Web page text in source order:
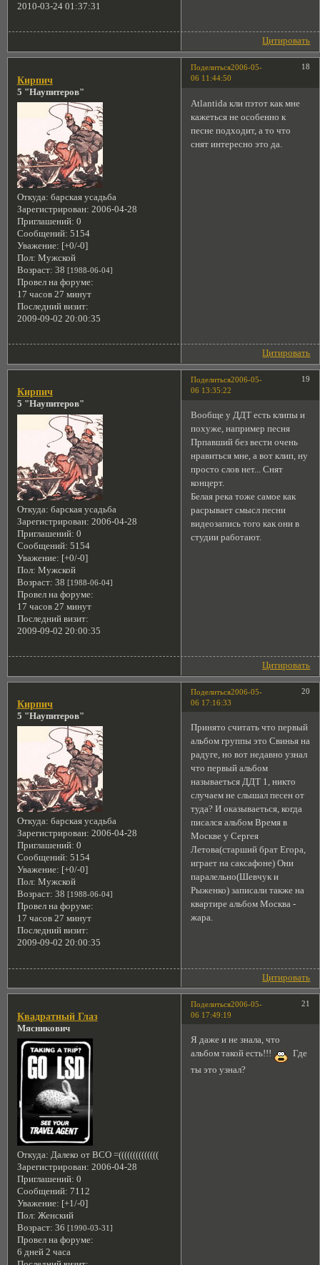
2010-03-24 01:37:31
Цитировать
Поделиться 18
2006-05-
06 11:44:50
Кирпич
5 "Наупитеров"
Откуда: барская усадьба
Зарегистрирован: 2006-04-28
Приглашений: 0
Сообщений: 5154
Уважение: [+0/-0]
Пол: Мужской
Возраст: 38 [1988-06-04]
Провел на форуме:
17 часов 27 минут
Последний визит:
2009-09-02 20:00:35
Atlantida кли пэтот как мне
кажеться не особенно к
песне подходит, а то что
снят интересно это да.
Цитировать
Поделиться 19
2006-05-
06 13:35:22
Кирпич
5 "Наупитеров"
Откуда: барская усадьба
Зарегистрирован: 2006-04-28
Приглашений: 0
Сообщений: 5154
Уважение: [+0/-0]
Пол: Мужской
Возраст: 38 [1988-06-04]
Провел на форуме:
17 часов 27 минут
Последний визит:
2009-09-02 20:00:35
Вообще у ДДТ есть клипы и
похуже, например песня
Прпавший без вести очень
нравиться мне, а вот клип, ну
просто слов нет... Снят
концерт.
Белая река тоже самое как
расрывает смысл песни
видеозапись того как они в
студии работают.
Цитировать
Поделиться 20
2006-05-
06 17:16:33
Кирпич
5 "Наупитеров"
Откуда: барская усадьба
Зарегистрирован: 2006-04-28
Приглашений: 0
Сообщений: 5154
Уважение: [+0/-0]
Пол: Мужской
Возраст: 38 [1988-06-04]
Провел на форуме:
17 часов 27 минут
Последний визит:
2009-09-02 20:00:35
Принято считать что первый
альбом группы это Свинья на
радуге, но вот недавно узнал
что первый альбом
называеться ДДТ 1, никто
случаем не слышал песен от
туда? И оказываеться, когда
писался альбом Время в
Москве у Сергея
Летова(старший брат Егора,
играет на саксафоне) Они
паралельно(Шевчук и
Рыженко) записали также на
квартире альбом Москва -
жара.
Цитировать
Поделиться 21
2006-05-
06 17:49:19
Квадратный Глаз
Мясникович
Откуда: Далеко от ВСО =((((((((((((((
Зарегистрирован: 2006-04-28
Приглашений: 0
Сообщений: 7112
Уважение: [+1/-0]
Пол: Женский
Возраст: 36 [1990-03-31]
Провел на форуме:
6 дней 2 часа
Я даже и не знала, что
альбом такой есть!!!
Где
ты это узнал?